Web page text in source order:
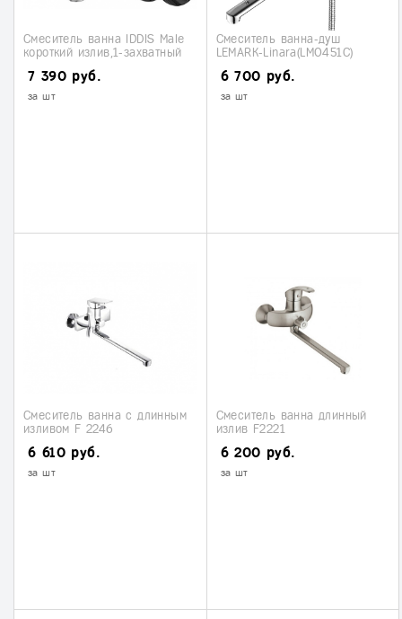
Смеситель ванна IDDIS Male
короткий излив,1-захватный
7 390 руб.
за шт
Смеситель ванна-душ
LEMARK-Linara(LM0451С)
6 700 руб.
за шт
Смеситель ванна с длинным
изливом F 2246
6 610 руб.
за шт
Смеситель ванна длинный
излив F2221
6 200 руб.
за шт